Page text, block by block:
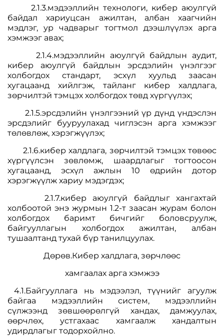
2.1.3.мэдээллийн технологи, кибер аюулгүй
байдал хариуцсан ажилтан, албан хаагчийн
мэдлэг, ур чадварыг тогтмол дээшлүүлэх арга
хэмжээг авах;
2.1.4.мэдээллийн аюулгүй байдлын аудит,
кибер аюулгүй байдлын эрсдэлийн үнэлгээг
холбогдох стандарт, эсхүл хуульд заасан
хугацаанд хийлгэж, тайланг кибер халдлага,
зөрчилтэй тэмцэх холбогдох төвд хүргүүлэх;
2.1.5.эрсдэлийн үнэлгээний үр дүнд үндэслэн
эрсдэлийг бууруулахад чиглэсэн арга хэмжээг
төлөвлөж, хэрэгжүүлэх;
2.1.6.кибер халдлага, зөрчилтэй тэмцэх төвөөс
хүргүүлсэн зөвлөмж, шаардлагыг тогтоосон
хугацаанд, эсхүл ажлын 10 өдрийн дотор
хэрэгжүүлж хариу мэдэгдэх;
2.1.7.кибер аюулгүй байдлыг хангахтай
холбоотой энэ журмын 1.2-т заасан журам болон
холбогдох баримт бичгийг боловсруулж,
байгууллагын холбогдох ажилтан, албан
тушаалтанд тухай бүр танилцуулах.
Дөрөв.Кибер халдлага, зөрчлөөс
хамгаалах арга хэмжээ
4.1.Байгууллага нь мэдээлэл, түүнийг агуулж
байгаа мэдээллийн систем, мэдээллийн
сүлжээнд зөвшөөрөлгүй хандах, дамжуулах,
өөрчлөх, устгахаас хамгаалж хандалтын
удирдлагыг тодорхойлно.